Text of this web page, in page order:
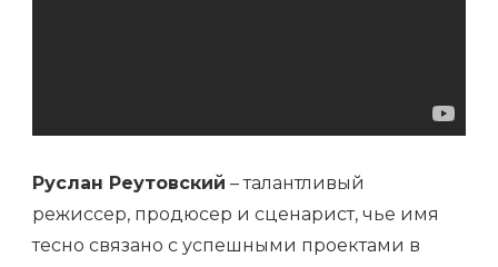
Руслан Реутовский – талантливый
режиссер, продюсер и сценарист, чье имя
тесно связано с успешными проектами в